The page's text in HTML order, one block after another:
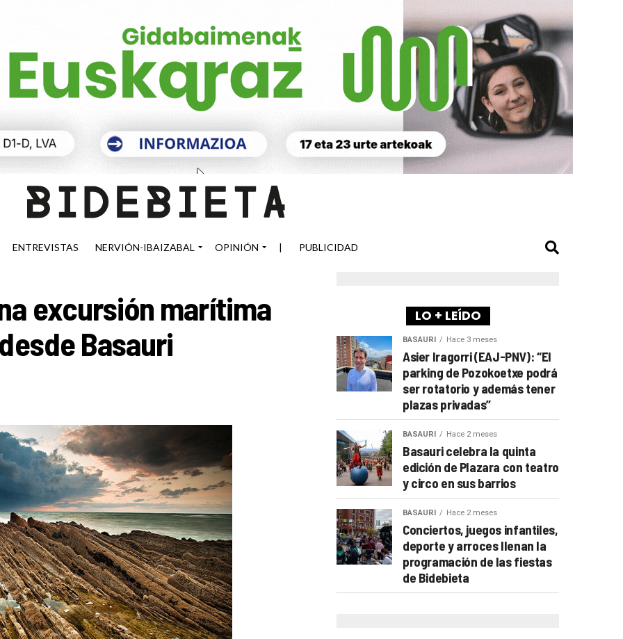
ENTREVISTAS NERVIÓN-IBAIZABAL OPINIÓN | PUBLICIDAD
excursión marítima
Basauri
LO + LEÍDO
BASAURI Hace 3 meses
Asier Iragorri (EAJ-PNV): “El
parking de Pozokoetxe podrá
ser rotatorio y además tener
plazas privadas”
BASAURI Hace 2 meses
Basauri celebra la quinta
edición de Plazara con teatro
y circo en sus barrios
BASAURI Hace 2 meses
Conciertos, juegos infantiles,
deporte y arroces llenan la
programación de las fiestas
de Bidebieta